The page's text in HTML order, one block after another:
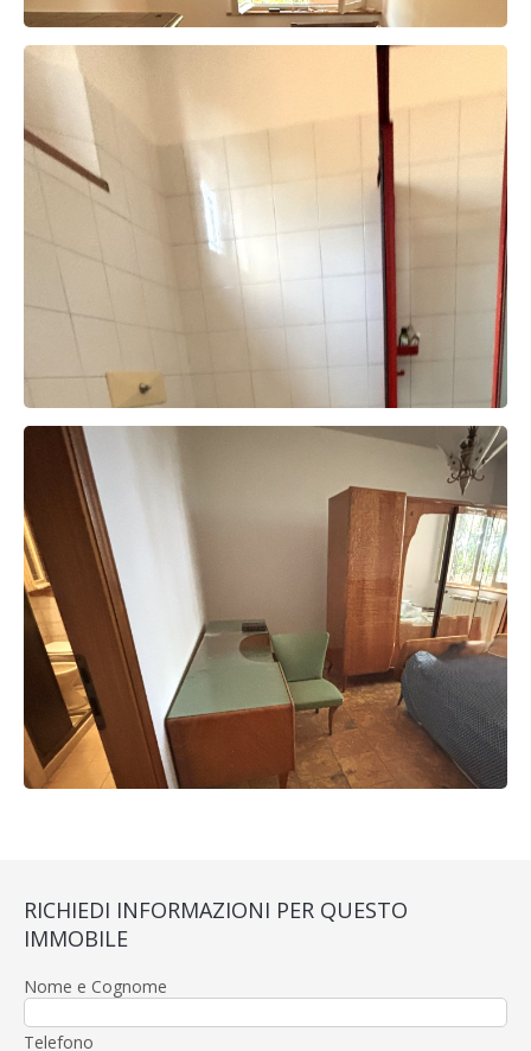
RICHIEDI INFORMAZIONI PER QUESTO
IMMOBILE
Nome e Cognome
Telefono